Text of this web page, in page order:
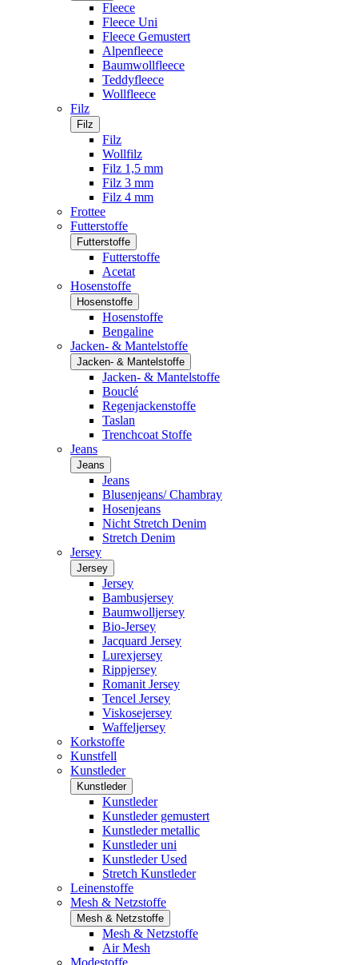
Fleece
Fleece Uni
Fleece Gemustert
Alpenfleece
Baumwollfleece
Teddyfleece
Wollfleece
Filz
Filz
Filz
Wollfilz
Filz 1,5 mm
Filz 3 mm
Filz 4 mm
Frottee
Futterstoffe
Futterstoffe
Futterstoffe
Acetat
Hosenstoffe
Hosenstoffe
Hosenstoffe
Bengaline
Jacken- & Mantelstoffe
Jacken- & Mantelstoffe
Jacken- & Mantelstoffe
Bouclé
Regenjackenstoffe
Taslan
Trenchcoat Stoffe
Jeans
Jeans
Jeans
Blusenjeans/ Chambray
Hosenjeans
Nicht Stretch Denim
Stretch Denim
Jersey
Jersey
Jersey
Bambusjersey
Baumwolljersey
Bio-Jersey
Jacquard Jersey
Lurexjersey
Rippjersey
Romanit Jersey
Tencel Jersey
Viskosejersey
Waffeljersey
Korkstoffe
Kunstfell
Kunstleder
Kunstleder
Kunstleder
Kunstleder gemustert
Kunstleder metallic
Kunstleder uni
Kunstleder Used
Stretch Kunstleder
Leinenstoffe
Mesh & Netzstoffe
Mesh & Netzstoffe
Mesh & Netzstoffe
Air Mesh
Modestoffe